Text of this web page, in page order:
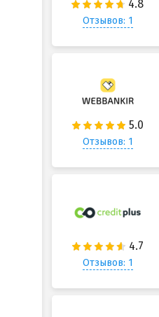
Отзывов: 1
Отзывов: 1
Отзывов: 1